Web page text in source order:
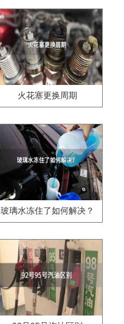
火花塞更换周期
玻璃水冻住了如何解决？